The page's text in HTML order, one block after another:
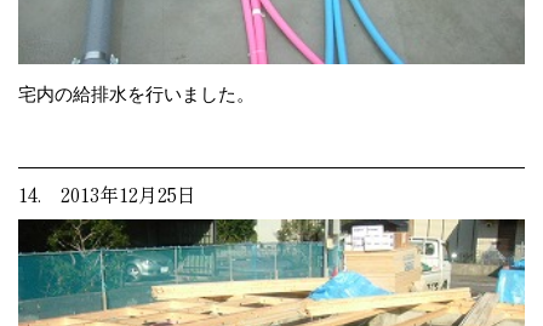
宅内の給排水を行いました。
14. 2013年12月25日